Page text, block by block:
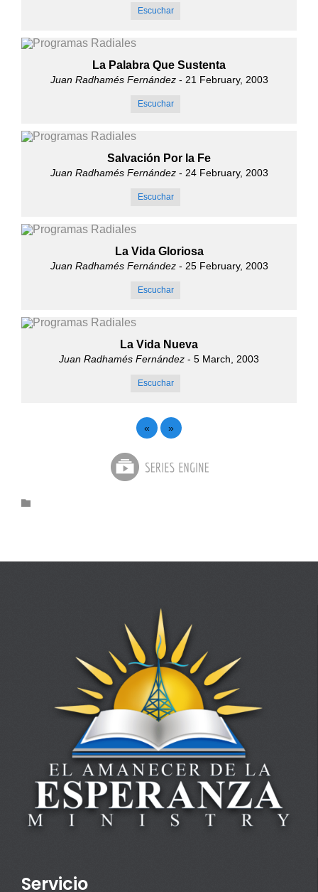
Escuchar
La Palabra Que Sustenta
Juan Radhamés Fernández- 21 February, 2003
Escuchar
Salvación Por la Fe
Juan Radhamés Fernández- 24 February, 2003
Escuchar
La Vida Gloriosa
Juan Radhamés Fernández- 25 February, 2003
Escuchar
La Vida Nueva
Juan Radhamés Fernández - 5 March, 2003
Escuchar
« »

Servicio